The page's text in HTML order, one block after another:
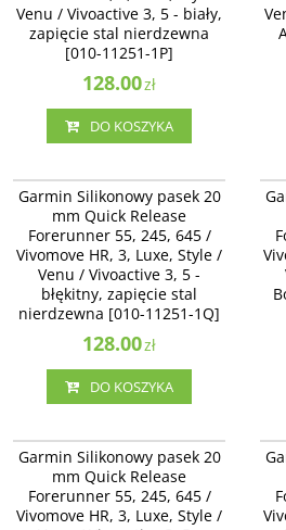
Venu / Vivoactive 3, 5 - biały,
zapięcie stal nierdzewna
[010-11251-1P]
128.00zł
DO KOSZYKA
Garmin Silikonowy pasek 20 mm
Quick Release Forerunner 55, 245,
645 / Vivomove HR, 3, Luxe, Style /
Venu / Vivoactive 3 - błękitny,
zapięcie stal nierdzewna [010-
11251-1Q]
Garmin Silikonowy pasek 20
mm Quick Release
Forerunner 55, 245, 645 /
Vivomove HR, 3, Luxe, Style /
Venu / Vivoactive 3, 5 -
błękitny, zapięcie stal
nierdzewna [010-11251-1Q]
128.00zł
DO KOSZYKA
Garmin Silikonowy pasek 20 mm
Quick Release Forerunner 55, 245,
645 / Vivomove HR, 3, Luxe, Style /
Venu / Vivoactive 3 - Cocoa [010-
12924-81]
Garmin Silikonowy pasek 20
mm Quick Release
Forerunner 55, 245, 645 /
Vivomove HR, 3, Luxe, Style /